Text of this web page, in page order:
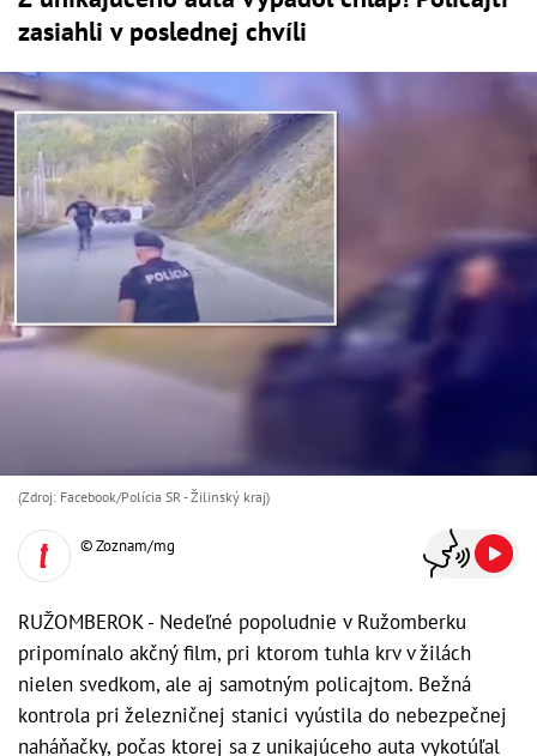
zasiahli v poslednej chvíli
(Zdroj: Facebook/Polícia SR - Žilinský kraj)
© Zoznam/mg
RUŽOMBEROK - Nedeľné popoludnie v Ružomberku
pripomínalo akčný film, pri ktorom tuhla krv v žilách
nielen svedkom, ale aj samotným policajtom. Bežná
kontrola pri železničnej stanici vyústila do nebezpečnej
naháňačky, počas ktorej sa z unikajúceho auta vykotúľal